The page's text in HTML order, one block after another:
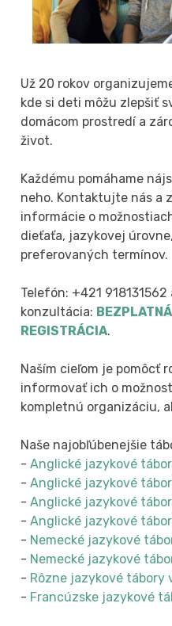
Už 20 rokov
kde si deti môžu zlepšiť
domácom prostredí a
život.
Každému pomáhame
neho. Kontaktujte nás a
informácie o
dieťaťa, jazykovej
preferovaných termínov.
Telefón: +421
konzultácia:
REGISTRÁCIA.
Naším cieľom je pomôcť
informovať ich o
kompletnú organizáciu,
Naše najobľúbenejšie
-Anglické jazykové
-Anglické jazykové
-Anglické jazykové
-Anglické jazykové
- Nemecké jazykové
- Nemecké jazykové
- Rôzne jazykové tábory
- Francúzske jazykové